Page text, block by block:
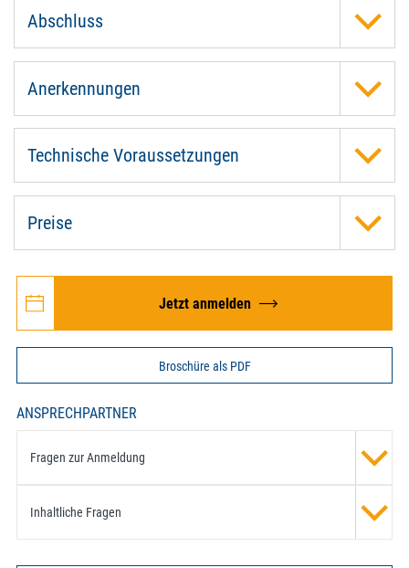
Abschluss
Anerkennungen
Technische Voraussetzungen
Preise
Jetzt anmelden
Broschüre als PDF
ANSPRECHPARTNER
Fragen zur Anmeldung
Inhaltliche Fragen